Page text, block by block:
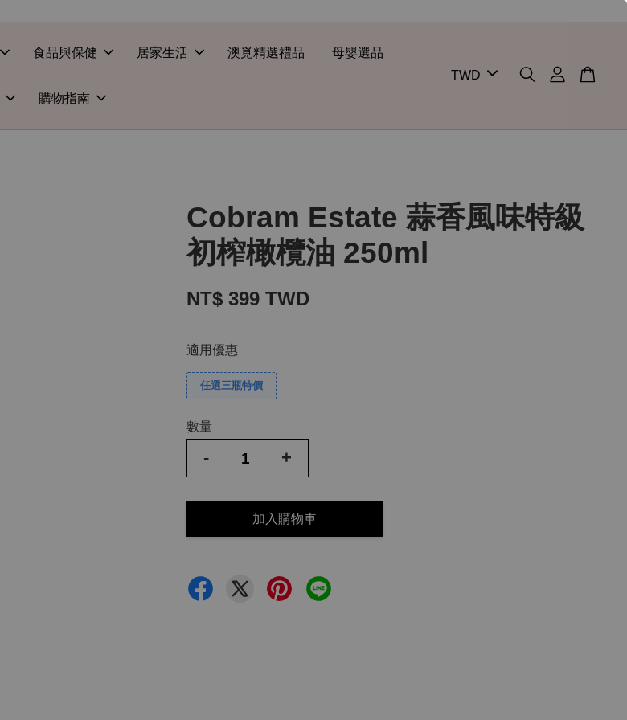
食品與保健 居家生活 澳覓精選禮品 母嬰選品
購物指南
Cobram Estate 蒜香風味特級
初榨橄欖油 250ml
NT$ 399 TWD
適用優惠
任選三瓶特價
數量
- +
加入購物車